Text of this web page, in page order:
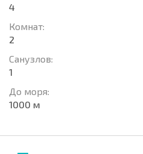
4
Комнат:
2
Санузлов:
1
До моря:
1000 м